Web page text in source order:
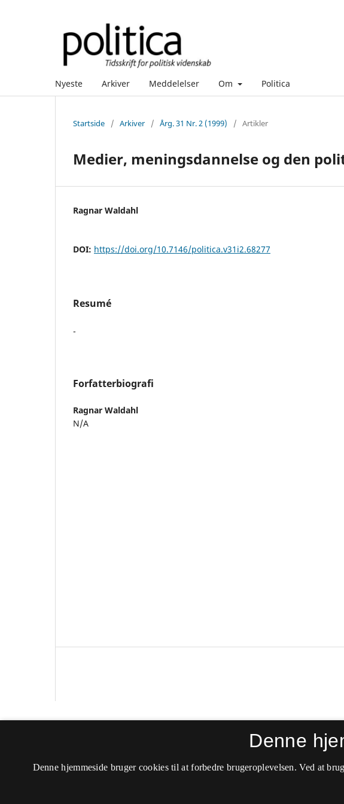
Nyeste Arkiver Meddelelser Om Politica
Startside / Arkiver / Årg. 31 Nr. 2 (1999) / Artikler
Medier, meningsdannelse og den
Ragnar Waldahl
DOI: https://doi.org/10.7146/politica.v31i2.68277
Resumé
-
Forfatterbiografi
Ragnar Waldahl
N/A
ISSN 2246-042X (Online)
Denne
Denne hjemmeside bruger cookies til at forbedre brugeroplevelsen. Ved at